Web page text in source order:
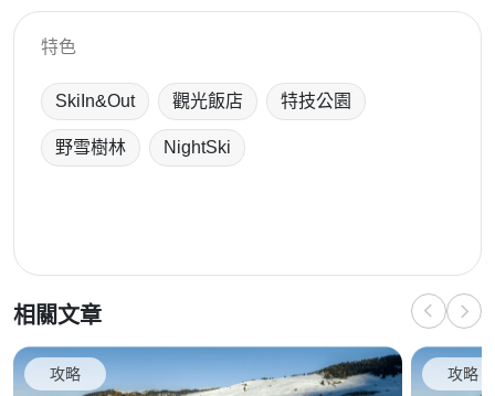
特色
SkiIn&Out 觀光飯店 特技公園
野雪樹林 NightSki
相關文章
攻略 攻略